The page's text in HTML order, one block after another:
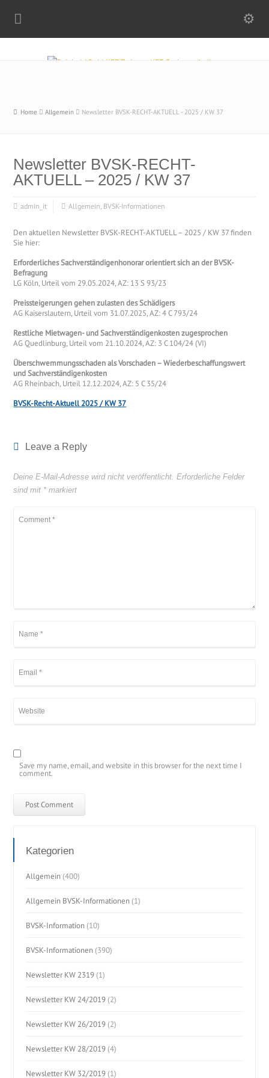
Home Allgemein Newsletter BVSK-RECHT-AKTUELL - 2025 / KW 37
Newsletter BVSK-RECHT-
AKTUELL – 2025 / KW 37
admin_it Allgemein, BVSK-Informationen
Den aktuellen Newsletter BVSK-RECHT-AKTUELL – 2025 / KW 37 finden
Sie hier:
Erforderliches Sachverständigenhonorar orientiert sich an der BVSK-
Befragung
LG Köln, Urteil vom 29.05.2024, AZ: 13 S 93/23
Preissteigerungen gehen zulasten des Schädigers
AG Kaiserslautern, Urteil vom 31.07.2025, AZ: 4 C 793/24
Restliche Mietwagen- und Sachverständigenkosten zugesprochen
AG Quedlinburg, Urteil vom 21.10.2024, AZ: 3 C 104/24 (VI)
Überschwemmungsschaden als Vorschaden – Wiederbeschaffungswert
und Sachverständigenkosten
AG Rheinbach, Urteil 12.12.2024, AZ: 5 C 35/24
BVSK-Recht-Aktuell 2025 / KW 37
Leave a Reply
Deine E-Mail-Adresse wird nicht veröffentlicht. Erforderliche Felder
sind mit * markiert
Save my name, email, and website in this browser for the next time I
comment.
Kategorien
Allgemein (400)
Allgemein BVSK-Informationen (1)
BVSK-Information (10)
BVSK-Informationen (390)
Newsletter KW 2319 (1)
Newsletter KW 24/2019 (2)
Newsletter KW 26/2019 (2)
Newsletter KW 28/2019 (4)
Newsletter KW 32/2019 (1)